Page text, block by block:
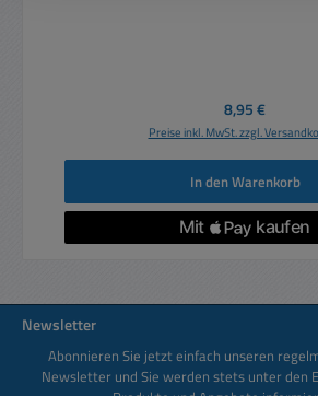
Regulärer Preis:
8,95 €
Preise inkl. MwSt. zzgl.
In den Warenkorb
Newsletter
Abonnieren Sie jetzt einfach unseren
Newsletter und Sie werden stets unter den